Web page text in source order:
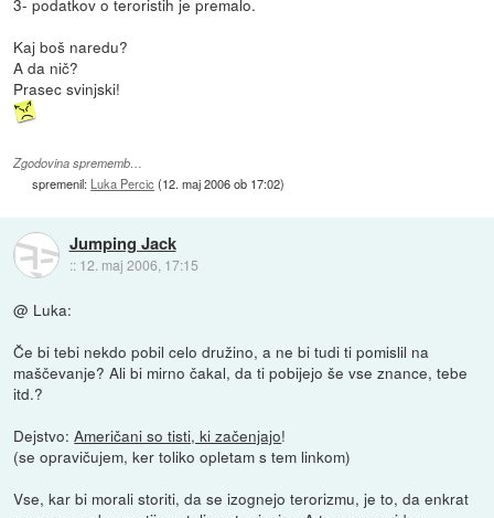
Kaj boš naredu?
A da nič?
Prasec svinjski!
Zgodovina sprememb…
spremenil: Luka Percic (12. maj 2006 ob 17:02)
Jumping Jack
:: 12. maj 2006, 17:15
@ Luka:
Če bi tebi nekdo pobil celo družino, a ne bi tudi ti pomislil na
maščevanje? Ali bi mirno čakal, da ti pobijejo še vse znance, tebe
itd.?
Dejstvo:Američani so tisti, ki začenjajo!
(se opravičujem, ker toliko opletam s tem linkom)
Vse, kar bi morali storiti, da se izognejo terorizmu, je to, da enkrat